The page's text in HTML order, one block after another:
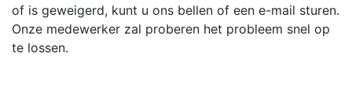
of is geweigerd, kunt u ons bellen of een e-mail sturen.
Onze medewerker zal proberen het probleem snel op
te lossen.